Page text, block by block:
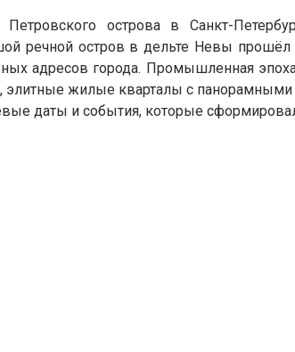
Петровского острова в Санкт-
речной остров в дельте Невы
адресов города. Промышленная
элитные жилые кварталы с
даты и события, которые